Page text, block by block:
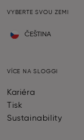
VYBERTE SVOU ZEMI
ČEŠTINA
VÍCE NA SLOGGI
Kariéra
Tisk
Sustainability